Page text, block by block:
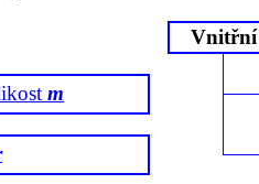
m
Vnitřní